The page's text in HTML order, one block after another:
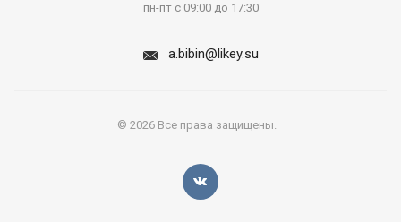
пн-пт с 09:00 до 17:30
a.bibin@likey.su
© 2026 Все права защищены.